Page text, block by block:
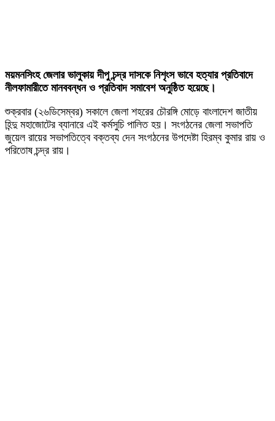
ময়মনসিংহ জেলার ভালুকায় দীপু চন্দ্র দাসকে নিশৃংস ভাবে হত্যার প্রতিবাদে
নীলফামারীতে মানববন্ধন ও প্রতিবাদ সমাবেশ অনুষ্ঠিত হয়েছে।
শুক্রবার (২৬ডিসেম্বর) সকালে জেলা শহরের চৌরঙ্গি মোড়ে বাংলাদেশ জাতীয়
হিন্দু মহাজোটের ব্যানারে এই কর্মসুচি পালিত হয়। সংগঠনের জেলা সভাপতি
জুয়েল রায়ের সভাপতিত্বে বক্তব্য দেন সংগঠনের উপদেষ্টা হিরম্ব কুমার রায় ও
পরিতোষ চন্দ্র রায়।